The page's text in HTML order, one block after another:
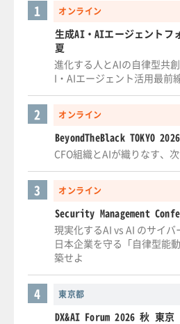
オンライン
1
生成AI・AIエージェントフ
夏
進化する人とAIの自律型共
I・AIエージェント活用最前
オンライン
2
BeyondTheBlack TOKYO 2026
CFO組織とAIが織りなす、
オンライン
3
Security Management
現実化するAI vs AI のサイ
日本企業を守る「自律型能
築せよ
東京都
4
DX&AI Forum 2026 秋 東京